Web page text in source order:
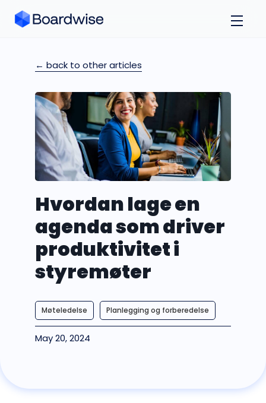
← back to other articles
Hvordan lage en
agenda som driver
produktivitet i
styremøter
Møteledelse Planlegging og forberedelse
May 20, 2024